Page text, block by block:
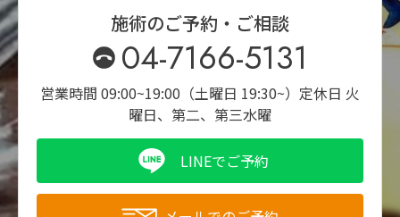
施術のご予約・ご相談
04-7166-5131
営業時間 09:00~19:00（土曜日 19:30~） 定休日 火
曜日、第二、第三水曜
LINEでご予約